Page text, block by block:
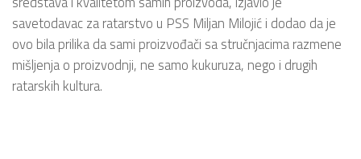
savetodavac za ratarstvo u PSS Miljan Milojić i dodao da je
ovo bila prilika da sami proizvođači sa stručnjacima razmene
mišljenja o proizvodnji, ne samo kukuruza, nego i drugih
ratarskih kultura.